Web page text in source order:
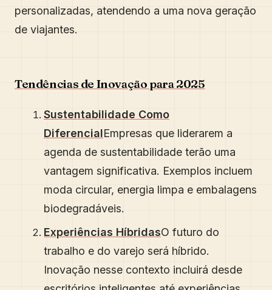
personalizadas, atendendo a uma nova geração
de viajantes.
Tendências de Inovação para 2025
Sustentabilidade Como
DiferencialEmpresas que liderarem a
agenda de sustentabilidade terão uma
vantagem significativa. Exemplos incluem
moda circular, energia limpa e embalagens
biodegradáveis.
Experiências HíbridasO futuro do
trabalho e do varejo será híbrido.
Inovação nesse contexto incluirá desde